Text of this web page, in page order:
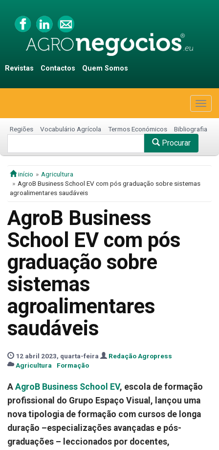
Revistas Contactos Quem Somos
Regiões Vocabulário Agrícola Termos Económicos Bibliografia
Procurar
início
Agricultura
AgroB Business School EV com pós graduação sobre sistemas
agroalimentares saudáveis
AgroB Business
School EV com pós
graduação sobre
sistemas
agroalimentares
saudáveis
12 abril 2023, quarta-feira
Redação Agropress
Agricultura
Formação
A AgroB Business School EV, escola de formação
profissional do Grupo Espaço Visual, lançou uma
nova tipologia de formação com cursos de longa
duração –especializações avançadas e pós-
graduações – leccionados por docentes,